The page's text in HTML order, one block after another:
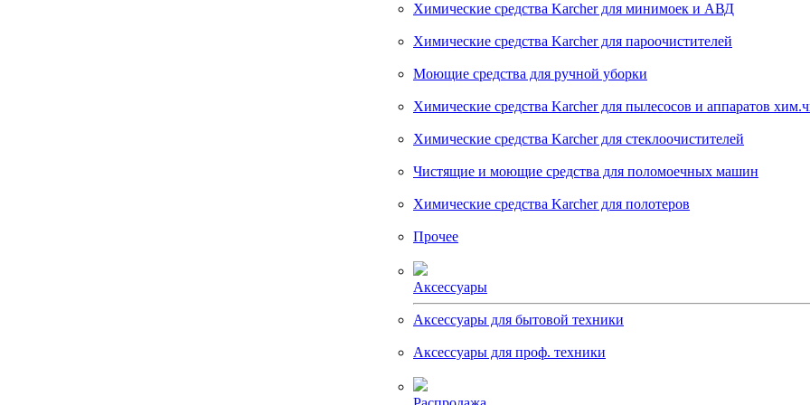
Химические средства Karcher для минимоек и АВД
Химические средства Karcher для пароочистителей
Моющие средства для ручной уборки
Химические средства Karcher для пылесосов и аппаратов
Химические средства Karcher для стеклоочистителей
Чистящие и моющие средства для поломоечных машин
Химические средства Karcher для полотеров
Прочее
Аксессуары
Аксессуары для бытовой техники
Аксессуары для проф. техники